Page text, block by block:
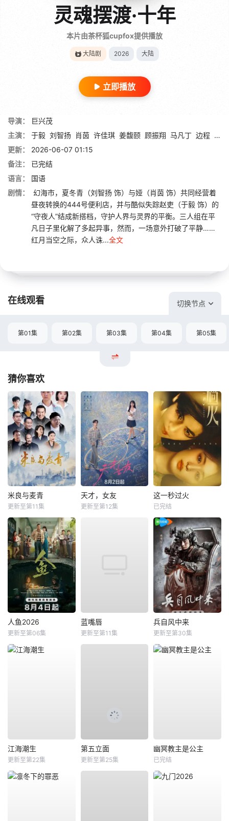
灵魂摆渡·十年
本片由茶杯狐cupfox提供播放
大陆剧 2026 大陆
立即播放
导演：
巨兴茂
主演：
于毅 刘智扬 肖茵 许佳琪 姜馥颐 顾振翔 马凡丁 边程 简
更新：
2026-06-07 01:15
备注：
已完结
语言：
国语
剧情：
幻海市，夏冬青（刘智扬 饰）与娅（肖茵 饰）共同经营着
昼夜转换的444号便利店，并与酷似失踪赵吏（于毅 饰）的
“守夜人”结成新搭档，守护人界与灵界的平衡。三人组在平
凡日子里化解了多起异事，然而，一场意外打破了平静……
红月当空之际，众人诛...全文
在线观看 切换节点
第01集 第02集 第03集 第04集 第05集
猜你喜欢
米良与麦青
更新至第11集
天才，女友
更新至第12集
这一秒过火
已完结
人鱼2026
更新至第06集
蓝嘴唇
更新至第11集
兵自风中来
更新至第30集
江海潮生
更新至第22集
第五立面
更新至第25集
幽冥教主是公主
已完结